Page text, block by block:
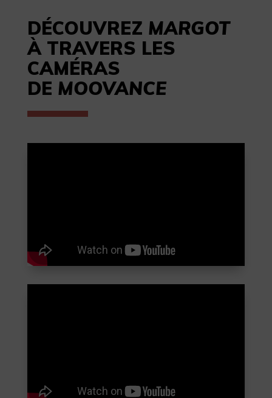
DÉCOUVREZ MARGOT
À TRAVERS LES
CAMÉRAS
DE MOOVANCE